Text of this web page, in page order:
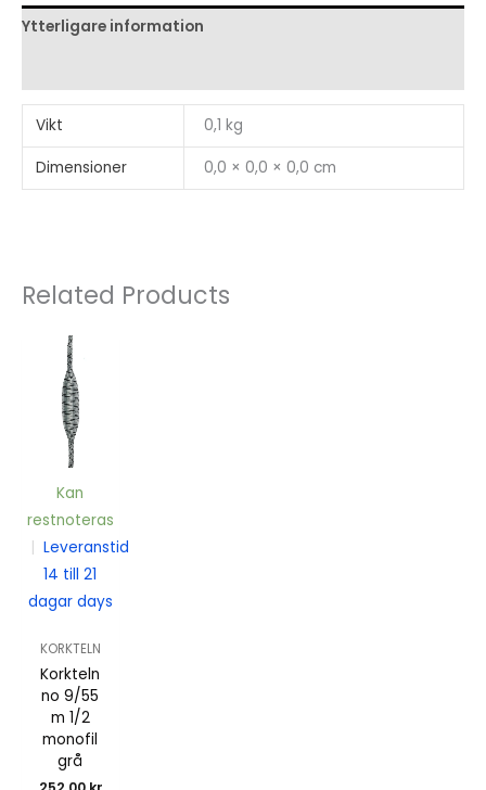
Ytterligare information
Vikt 0,1 kg
Dimensioner 0,0 × 0,0 × 0,0 cm
Related Products
Kan
restnoteras
| Leveranstid
14 till 21
dagar days
KORKTELN
Korkteln
no 9/55
m 1/2
monofil
grå